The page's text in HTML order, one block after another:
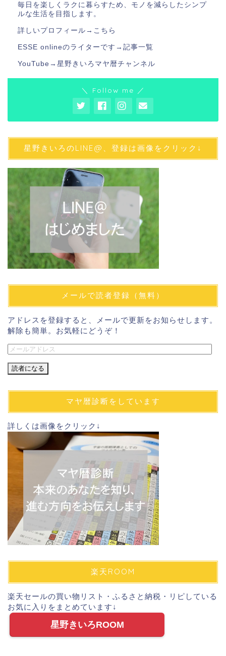
毎日を楽しくラクに暮らすため、モノを減らしたシンプ
ルな生活を目指します。
詳しいプロフィール→ こちら
ESSE onlineのライターです→ 記事一覧
YouTube→ 星野きいろマヤ暦チャンネル
＼ Follow me ／
星野きいろのLINE@、登録は画像をクリック↓
メールで読者登録（無料）
アドレスを登録すると、メールで更新をお知らせします。
解除も簡単。お気軽にどうぞ！
メ
ル
ド
ス
マヤ暦診断をしています
詳しくは画像をクリック↓
楽天ROOM
楽天セールの買い物リスト・ふるさと納税・リピしている
お気に入りをまとめています↓
星野きいろROOM